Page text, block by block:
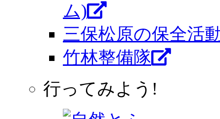
ム)
三保松原の保全活
竹林整備隊
行ってみよう!